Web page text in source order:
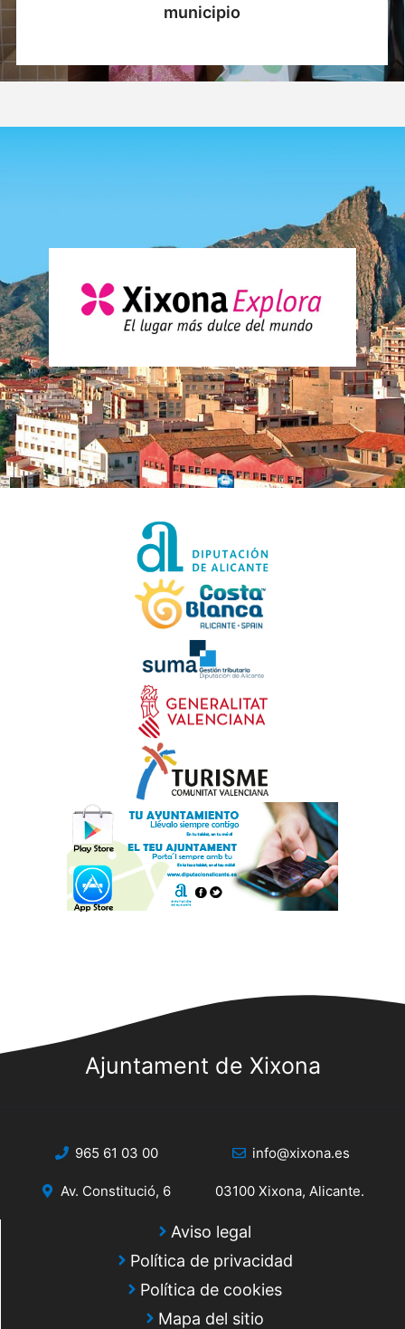
municipio
Ajuntament de Xixona
965 61 03 00 info@xixona.es
Av. Constitució, 6 03100 Xixona, Alicante.
Aviso legal
Política de privacidad
Política de cookies
Mapa del sitio